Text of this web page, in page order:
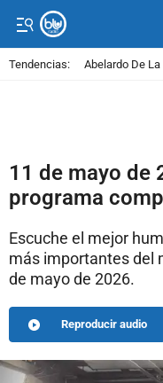
Tendencias: Abelardo De
11 de mayo de
programa
Escuche el mejor
más importantes del
de mayo de 2026.
Reproducir audio